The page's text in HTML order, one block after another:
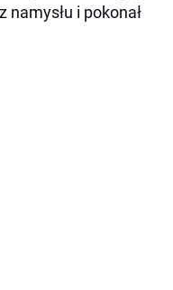
namysłu i pokonał